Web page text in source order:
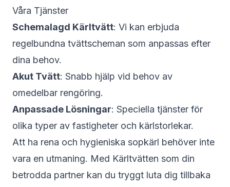
Våra Tjänster
Schemalagd Kärltvätt: Vi kan erbjuda
regelbundna tvättscheman som anpassas efter
dina behov.
Akut Tvätt: Snabb hjälp vid behov av
omedelbar rengöring.
Anpassade Lösningar: Speciella tjänster för
olika typer av fastigheter och kärlstorlekar.
Att ha rena och hygieniska sopkärl behöver inte
vara en utmaning. Med Kärltvätten som din
betrodda partner kan du tryggt luta dig tillbaka